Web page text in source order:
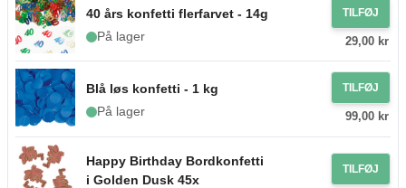
40 års konfetti flerfarvet - 14g
På lager
TILFØJ
29,00 kr
Blå løs konfetti - 1 kg
På lager
TILFØJ
99,00 kr
Happy Birthday Bordkonfetti
i Golden Dusk 45x
TILFØJ